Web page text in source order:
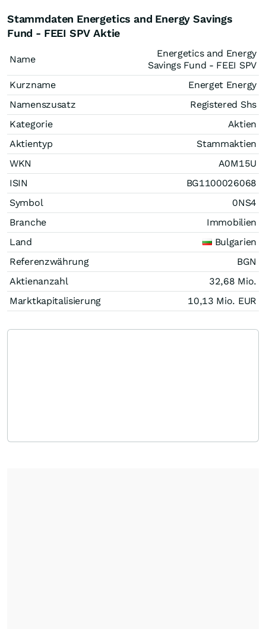
Stammdaten Energetics and Energy Savings
Fund - FEEI SPV Aktie
Name
Energetics and Energy
Savings Fund - FEEI SPV
Kurzname
Energet Energy
Namenszusatz
Registered Shs
Kategorie
Aktien
Aktientyp
Stammaktien
WKN
A0M15U
ISIN
BG1100026068
Symbol
0NS4
Branche
Immobilien
Land
Bulgarien
Referenzwährung
BGN
Aktienanzahl
32,68 Mio.
Marktkapitalisierung
10,13 Mio. EUR